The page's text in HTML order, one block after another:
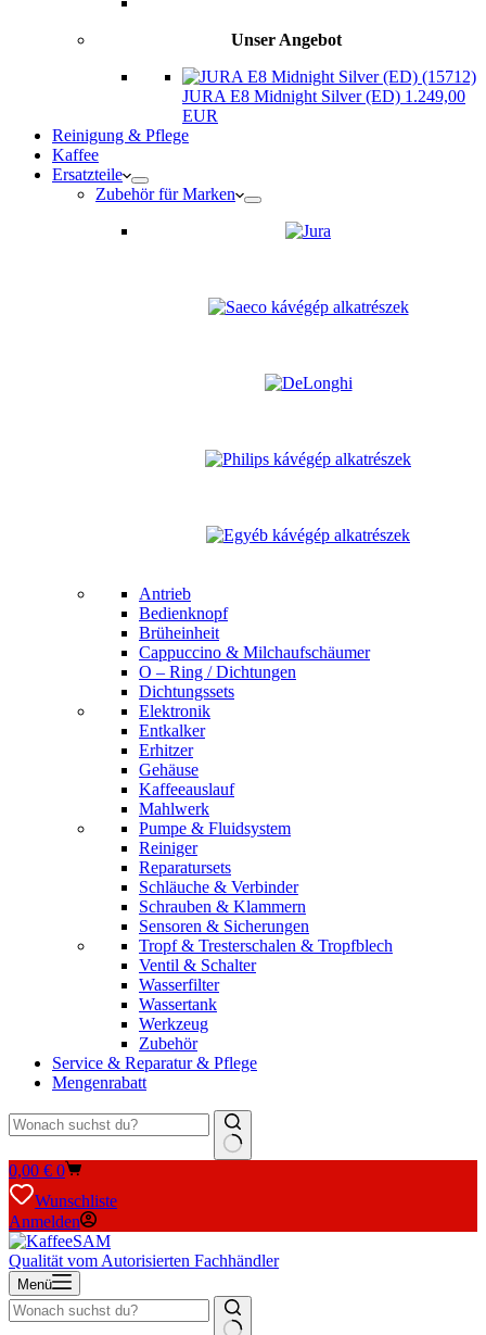
Unser Angebot
JURA E8 Midnight Silver (ED) 1.249,00
EUR
Reinigung & Pflege
Kaffee
Ersatzteile
Zubehör für Marken
Antrieb
Bedienknopf
Brüheinheit
Cappuccino & Milchaufschäumer
O – Ring / Dichtungen
Dichtungssets
Elektronik
Entkalker
Erhitzer
Gehäuse
Kaffeeauslauf
Mahlwerk
Pumpe & Fluidsystem
Reiniger
Reparatursets
Schläuche & Verbinder
Schrauben & Klammern
Sensoren & Sicherungen
Tropf & Tresterschalen & Tropfblech
Ventil & Schalter
Wasserfilter
Wassertank
Werkzeug
Zubehör
Service & Reparatur & Pflege
Mengenrabatt
Keine
Ergebnisse
Warenkorb
0,00 € 0
Wunschliste
Anmelden
Qualität vom Autorisierten Fachhändler
Menü